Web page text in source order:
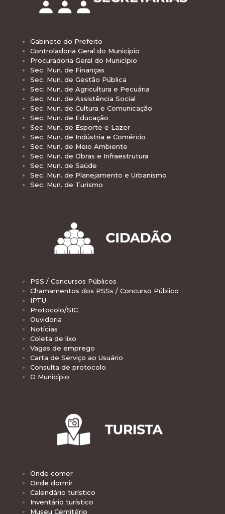
Gabinete do Prefeito
Controladoria Geral do Município
Procuradoria Geral do Município
Sec. Mun. de Finanças
Sec. Mun. de Gestão Pública
Sec. Mun. de Agricultura e Pecuária
Sec. Mun. de Assistência Social
Sec. Mun. de Cultura e Comunicação
Sec. Mun. de Educação
Sec. Mun. de Esporte e Lazer
Sec. Mun. de Indústria e Comércio
Sec. Mun. de Meio Ambiente
Sec. Mun. de Obras e Infraestrutura
Sec. Mun. de Saúde
Sec. Mun. de Planejamento e Urbanismo
Sec. Mun. de Turismo
PSS / Concursos Públicos
Chamamentos dos PSSs / Concurso Público
IPTU
Protocolo/SIC
Ouvidoria
Notícias
Coleta de lixo
Vagas de emprego
Carta de Serviço ao Usuário
Consulta de protocolo
O Município
Onde comer
Onde dormir
Calendário turístico
Inventário turístico
Museu Cemitério